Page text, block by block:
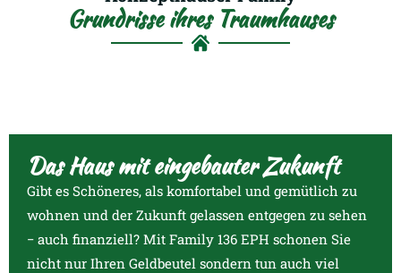
Grundrisse ihres Traumhauses
Das Haus mit eingebauter Zukunft
Gibt es Schöneres, als komfortabel und gemütlich zu
wohnen und der Zukunft gelassen entgegen zu sehen
− auch finanziell? Mit Family 136 EPH schonen Sie
nicht nur Ihren Geldbeutel sondern tun auch viel